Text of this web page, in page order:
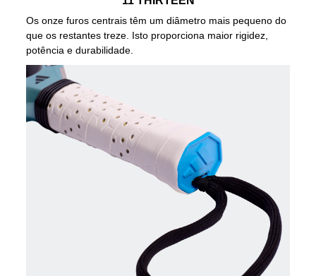
Os onze furos centrais têm um diâmetro mais pequeno do
que os restantes treze. Isto proporciona maior rigidez,
potência e durabilidade.